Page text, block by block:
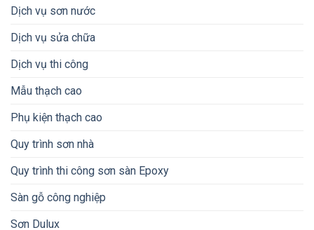
Dịch vụ sơn nước
Dịch vụ sửa chữa
Dịch vụ thi công
Mẫu thạch cao
Phụ kiện thạch cao
Quy trình sơn nhà
Quy trình thi công sơn sàn Epoxy
Sàn gỗ công nghiệp
Sơn Dulux